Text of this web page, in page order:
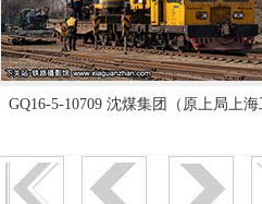
GQ16-5-10709 沈煤集团（原上局上海